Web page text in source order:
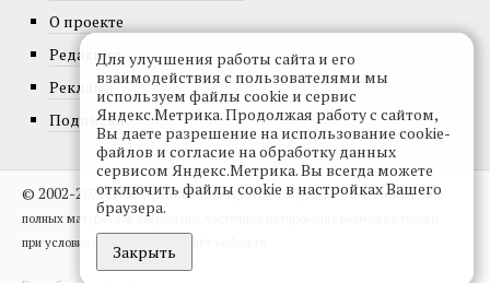
О проекте
Редакция
Реклама
Подписка
© 2002-2026, Все права защищены.Копирование и использование
полных материалов запрещено, частичное цитирование возможно только
при условии гиперссылки на сайт vedom.ru.
Для улучшения работы сайта и его
взаимодействия с пользователями мы
используем файлы cookie и сервис
Яндекс.Метрика. Продолжая работу с сайтом,
Вы даете разрешение на использование cookie-
файлов и согласие на обработку данных
сервисом Яндекс.Метрика. Вы всегда можете
отключить файлы cookie в настройках Вашего
браузера.
Закрыть